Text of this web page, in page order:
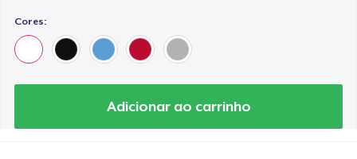
Cores:
Adicionar ao carrinho